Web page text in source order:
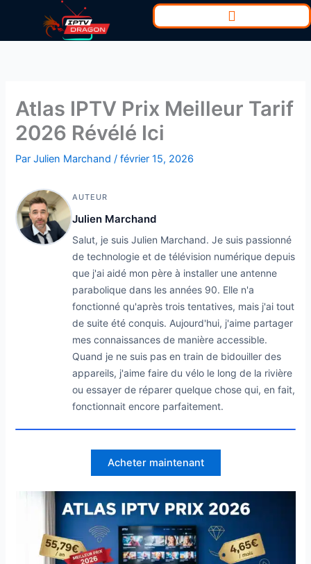
contenu
Atlas IPTV Prix Meilleur Tarif
2026 Révélé Ici
ParJulien Marchand/février 15, 2026
AUTEUR
Julien Marchand
Salut, je suis Julien Marchand. Je suis passionné
de technologie et de télévision numérique depuis
que j'ai aidé mon père à installer une antenne
parabolique dans les années 90. Elle n'a
fonctionné qu'après trois tentatives, mais j'ai tout
de suite été conquis. Aujourd'hui, j'aime partager
mes connaissances de manière accessible.
Quand je ne suis pas en train de bidouiller des
appareils, j'aime faire du vélo le long de la rivière
ou essayer de réparer quelque chose qui, en fait,
fonctionnait encore parfaitement.
Acheter maintenant